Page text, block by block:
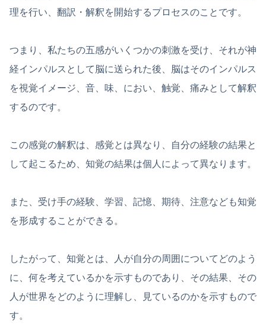
理を行い、翻訳・解釈を開始するプロセスのことです。
つまり、私たちの五感がいくつかの刺激を受け、それが神
経インパルスとして脳に送られた後、脳はそのインパルス
を視覚イメージ、音、味、におい、触覚、痛みとして解釈
するのです。
この感覚の解釈は、感覚とは異なり、自分の経験の結果と
して起こるため、知覚の結果は個人によって異なります。
また、受け手の経験、学習、記憶、期待、注意なども知覚
を形成することができる。
したがって、知覚とは、人が自分の周囲についてどのよう
に、何を考えているかを示すものであり、その結果、その
人が世界をどのように理解し、見ているのかを示すもので
す。